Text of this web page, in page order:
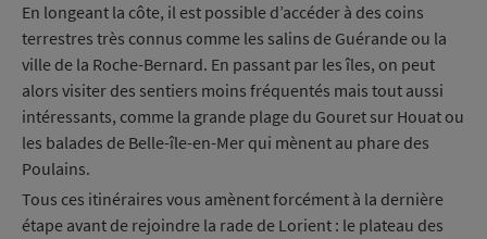
En longeant la côte, il est possible d’accéder à des coins
terrestres très connus comme les salins de Guérande ou la
ville de la Roche-Bernard. En passant par les îles, on peut
alors visiter des sentiers moins fréquentés mais tout aussi
intéressants, comme la grande plage du Gouret sur Houat ou
les balades de Belle-île-en-Mer qui mènent au phare des
Poulains.
Tous ces itinéraires vous amènent forcément à la dernière
étape avant de rejoindre la rade de Lorient : le plateau des